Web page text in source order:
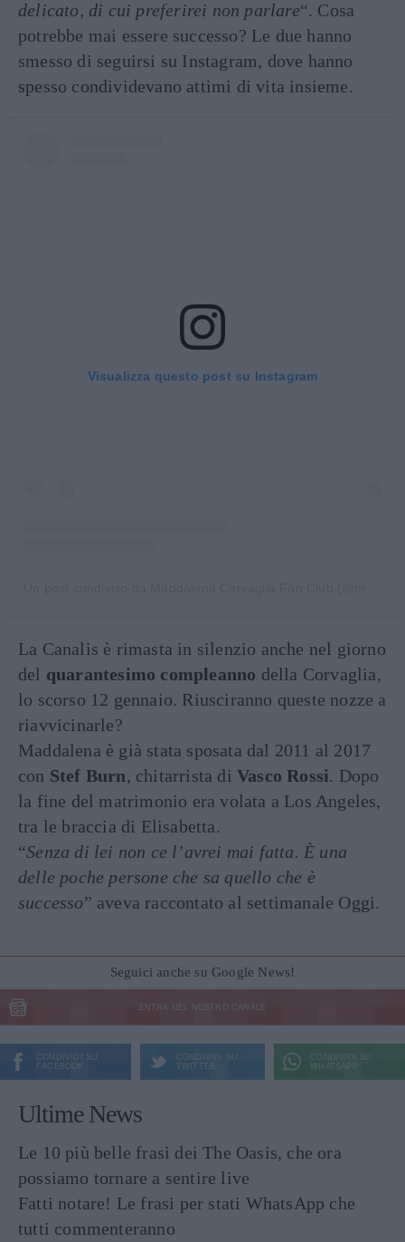
delicato, di cui preferirei non parlare“. Cosa
potrebbe mai essere successo? Le due hanno
smesso di seguirsi su Instagram, dove hanno
spesso condividevano attimi di vita insieme.
Visualizza questo post su Instagram
La Canalis è rimasta in silenzio anche nel giorno
del quarantesimo compleanno della Corvaglia,
lo scorso 12 gennaio. Riusciranno queste nozze a
riavvicinarle?
Maddalena è già stata sposata dal 2011 al 2017
con Stef Burn, chitarrista diVasco Rossi. Dopo
la fine del matrimonio era volata a Los Angeles,
tra le braccia di Elisabetta.
“Senza di lei non ce l’avrei mai fatta. È una
delle poche persone che sa quello che è
successo” aveva raccontato al settimanale Oggi.
Seguici anche su Google News!
ENTRA NEL NOSTRO CANALE
CONDIVIDI SU
FACEBOOK
CONDIVIDI SU
TWITTER
CONDIVIDI SU
WHATSAPP
Ultime News
Le 10 più belle frasi dei The Oasis, che ora
possiamo tornare a sentire live
Fatti notare! Le frasi per stati WhatsApp che
tutti commenteranno